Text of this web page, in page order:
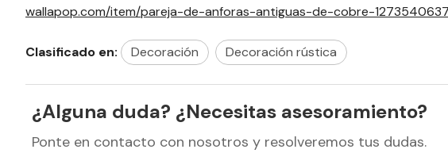
wallapop.com/item/pareja-de-anforas-antiguas-de-cobre-
Clasificado en: Decoración Decoración rústica
¿Alguna duda? ¿Necesitas asesoramiento?
Ponte en contacto con nosotros y resolveremos tus dudas.